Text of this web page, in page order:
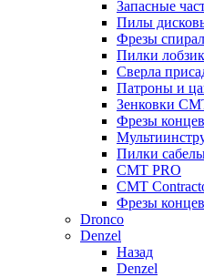
Запасные
Пилы
Фрезы
Пилки
Сверла
Патроны и
Зенковки
Фрезы
Пилки
CMT PRO
CMT
Фрезы
Dronco
Denzel
Назад
Denzel